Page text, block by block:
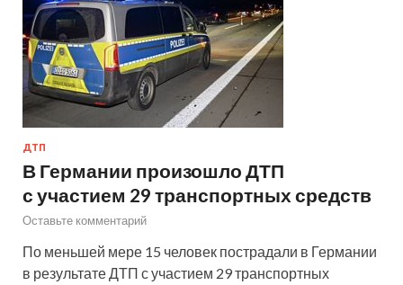
ДТП
В Германии произошло ДТП
с участием 29 транспортных средств
Оставьте комментарий
По меньшей мере 15 человек пострадали в Германии
в результате ДТП с участием 29 транспортных